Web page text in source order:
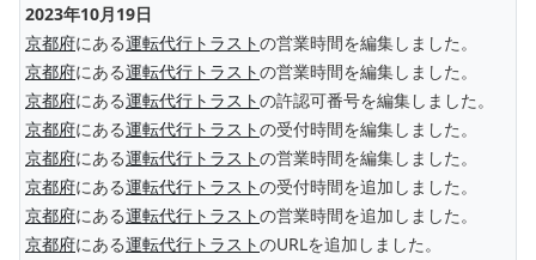
2023年10月19日
京都府にある運転代行トラストの営業時間を編集しました。
京都府にある運転代行トラストの営業時間を編集しました。
京都府にある運転代行トラストの許認可番号を編集しました。
京都府にある運転代行トラストの受付時間を編集しました。
京都府にある運転代行トラストの営業時間を編集しました。
京都府にある運転代行トラストの受付時間を追加しました。
京都府にある運転代行トラストの営業時間を追加しました。
京都府にある運転代行トラストのURLを追加しました。